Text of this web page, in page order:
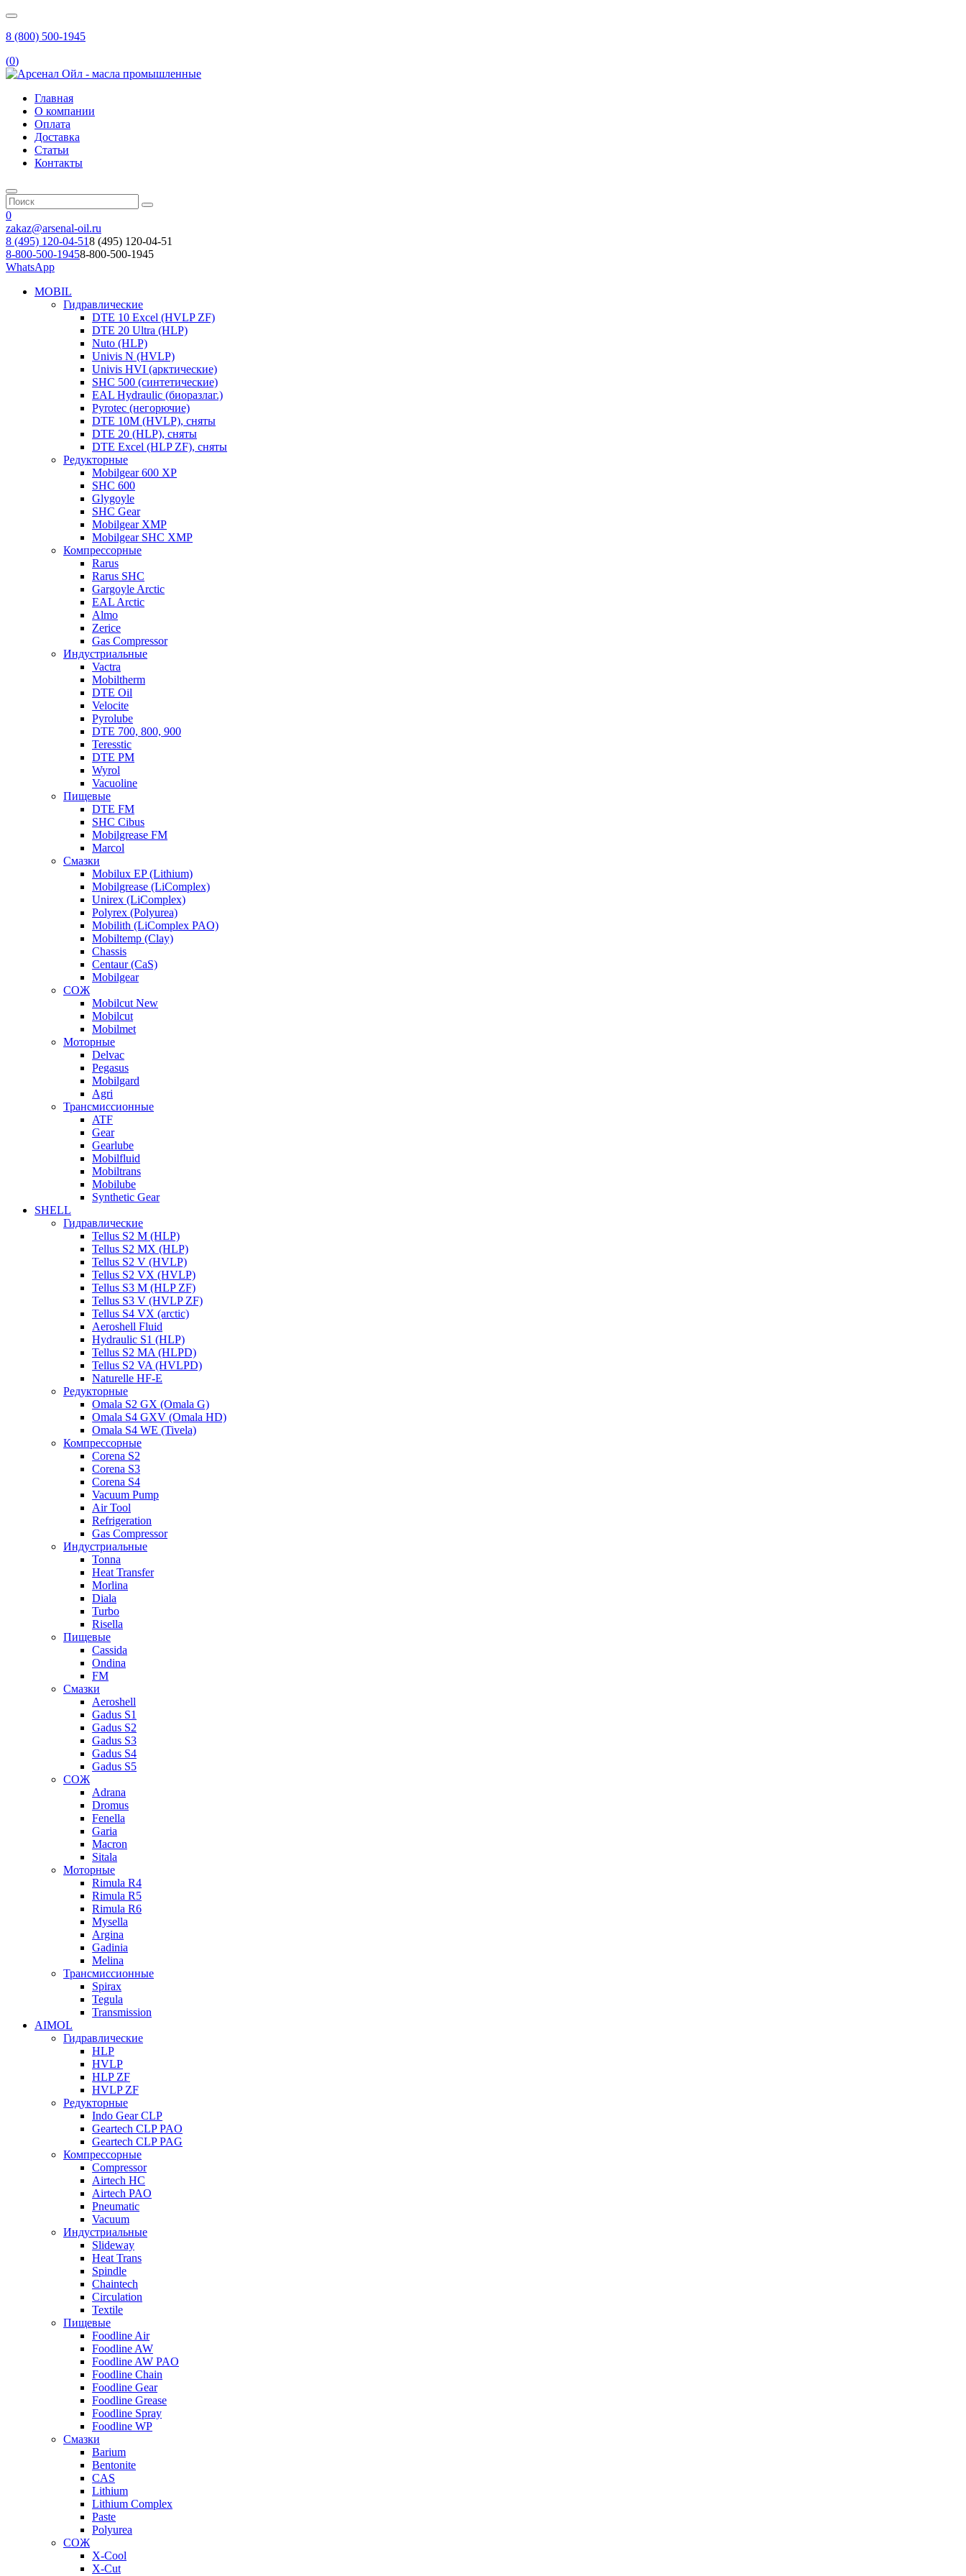
8 (800) 500-1945
(0)
Главная
О компании
Оплата
Доставка
Статьи
Контакты
0
zakaz@arsenal-oil.ru
8 (495) 120-04-518 (495) 120-04-51
8-800-500-19458-800-500-1945
WhatsApp
MOBIL
Гидравлические
DTE 10 Excel (HVLP ZF)
DTE 20 Ultra (HLP)
Nuto (HLP)
Univis N (HVLP)
Univis HVI (арктические)
SHC 500 (синтетические)
EAL Hydraulic (биоразлаг.)
Pyrotec (негорючие)
DTE 10M (HVLP), сняты
DTE 20 (HLP), сняты
DTE Excel (HLP ZF), сняты
Редукторные
Mobilgear 600 XP
SHC 600
Glygoyle
SHC Gear
Mobilgear XMP
Mobilgear SHC XMP
Компрессорные
Rarus
Rarus SHC
Gargoyle Arctic
EAL Arctic
Almo
Zerice
Gas Compressor
Индустриальные
Vactra
Mobiltherm
DTE Oil
Velocite
Pyrolube
DTE 700, 800, 900
Teresstic
DTE PM
Wyrol
Vacuoline
Пищевые
DTE FM
SHC Cibus
Mobilgrease FM
Marcol
Смазки
Mobilux EP (Lithium)
Mobilgrease (LiComplex)
Unirex (LiComplex)
Polyrex (Polyurea)
Mobilith (LiComplex PAO)
Mobiltemp (Clay)
Chassis
Centaur (CaS)
Mobilgear
СОЖ
Mobilcut New
Mobilcut
Mobilmet
Моторные
Delvac
Pegasus
Mobilgard
Agri
Трансмиссионные
ATF
Gear
Gearlube
Mobilfluid
Mobiltrans
Mobilube
Synthetic Gear
SHELL
Гидравлические
Tellus S2 M (HLP)
Tellus S2 MХ (HLP)
Tellus S2 V (HVLP)
Tellus S2 VX (HVLP)
Tellus S3 M (HLP ZF)
Tellus S3 V (HVLP ZF)
Tellus S4 VX (arctic)
Aeroshell Fluid
Hydraulic S1 (HLP)
Tellus S2 MA (HLPD)
Tellus S2 VA (HVLPD)
Naturelle HF-E
Редукторные
Omala S2 GX (Omala G)
Omala S4 GXV (Omala HD)
Omala S4 WE (Tivela)
Компрессорные
Corena S2
Corena S3
Corena S4
Vacuum Pump
Air Tool
Refrigeration
Gas Compressor
Индустриальные
Tonna
Heat Transfer
Morlina
Diala
Turbo
Risella
Пищевые
Cassida
Ondina
FM
Смазки
Aeroshell
Gadus S1
Gadus S2
Gadus S3
Gadus S4
Gadus S5
СОЖ
Adrana
Dromus
Fenella
Garia
Macron
Sitala
Моторные
Rimula R4
Rimula R5
Rimula R6
Mysella
Argina
Gadinia
Melina
Трансмиссионные
Spirax
Tegula
Transmission
AIMOL
Гидравлические
HLP
HVLP
HLP ZF
HVLP ZF
Редукторные
Indo Gear CLP
Geartech CLP PAO
Geartech CLP PAG
Компрессорные
Compressor
Airtech HC
Airtech PAO
Pneumatic
Vacuum
Индустриальные
Slideway
Heat Trans
Spindle
Chaintech
Circulation
Textile
Пищевые
Foodline Air
Foodline AW
Foodline AW PAO
Foodline Chain
Foodline Gear
Foodline Grease
Foodline Spray
Foodline WP
Смазки
Barium
Bentonite
CAS
Lithium
Lithium Complex
Paste
Polyurea
СОЖ
X-Cool
X-Cut